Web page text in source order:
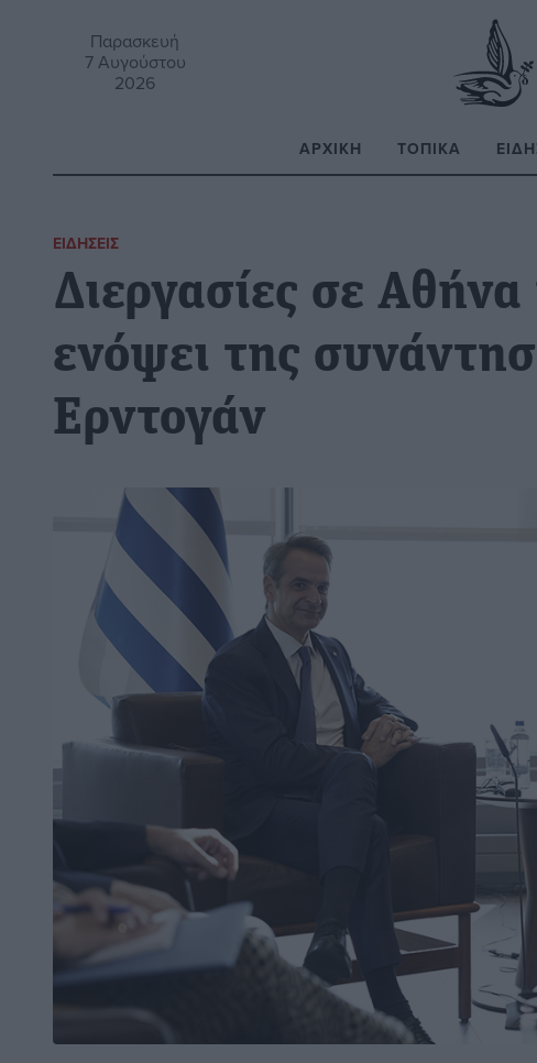
Παρασκευή
7 Αυγούστου
2026
ΑΡΧΙΚΉ ΤΟΠΙΚΆ
ΕΙΔΉΣΕΙΣ
Διεργασίες σε
ενόψει της
Ερντογάν